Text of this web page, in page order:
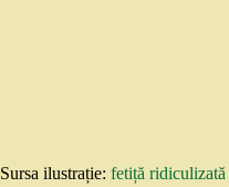
Sursa ilustrație: fetiță ridiculizată